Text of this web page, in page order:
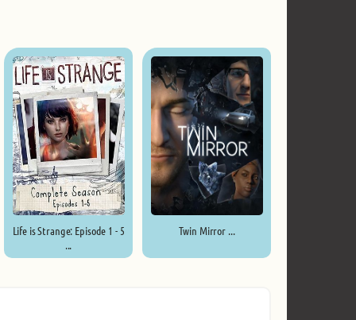
Life is Strange: Episode 1 - 5
...
Twin Mirror ...